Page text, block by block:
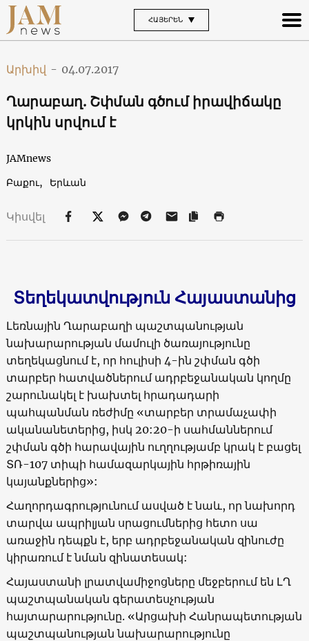
ՀԱՅԵՐԵՆ
Արխիվ - 04.07.2017
Ղարաբաղ. Շփման գծում իրավիճակը
կրկին սրվում է
JAMnews
Բաքու,
Երևան
Կիսվել
Տեղեկատվություն Հայաստանից
Լեռնային Ղարաբաղի պաշտպանության
նախարարության մամուլի ծառայությունը
տեղեկացնում է, որ հուլիսի 4-ին շփման գծի
տարբեր հատվածներում ադրբեջանական կողմը
շարունակել է խախտել հրադադարի
պահպանման ռեժիմը «տարբեր տրամաչափի
ականանետերից, իսկ 20:20-ի սահմաններում
շփման գծի հարավային ուղղությամբ կրակ է բացել
ՏՌ-107 տիպի համազարկային հրթիռային
կայանքներից»:
Հաղորդագրությունում ասված է նաև, որ նախորդ
տարվա ապրիլյան սրացումներից հետո սա
առաջին դեպքն է, երբ ադրբեջանական զինուժը
կիրառում է նման զինատեսակ:
Հայաստանի լրատվամիջոցները մեջբերում են ԼՂ
պաշտպանական գերատեսչության
հայտարարությունը. «Արցախի Հանրապետության
պաշտպանության նախարարությունը